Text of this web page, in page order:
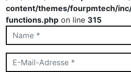
content/themes/fourpmtech/
functions.php on line 315